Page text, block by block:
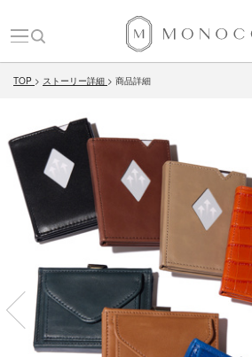
TOP ストーリー詳細 商品詳細